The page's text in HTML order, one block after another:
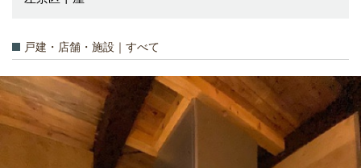
戸建・店舗・施設｜すべて